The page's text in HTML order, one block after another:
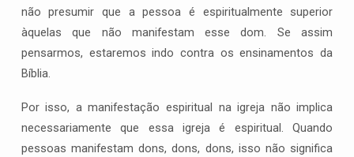
não presumir que a pessoa é espiritualmente superior
àquelas que não manifestam esse dom. Se assim
pensarmos, estaremos indo contra os ensinamentos da
Bíblia.
Por isso, a manifestação espiritual na igreja não implica
necessariamente que essa igreja é espiritual. Quando
pessoas manifestam dons, dons, dons, isso não significa